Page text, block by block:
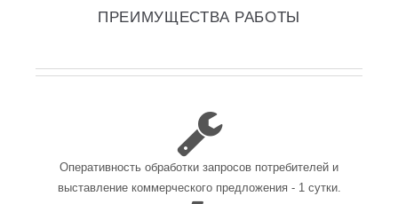
ПРЕИМУЩЕСТВА РАБОТЫ
Оперативность обработки запросов потребителей и
выставление коммерческого предложения - 1 сутки.